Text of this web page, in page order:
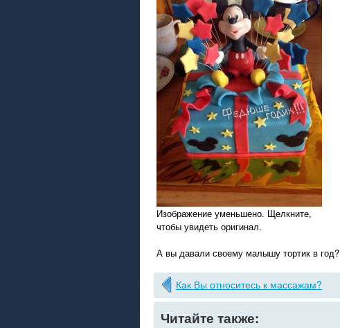
Изображение уменьшено. Щелкните,
чтобы увидеть оригинал.
А вы давали своему малышу тортик в год?
Как Вы относитесь к массажам?
Читайте также: